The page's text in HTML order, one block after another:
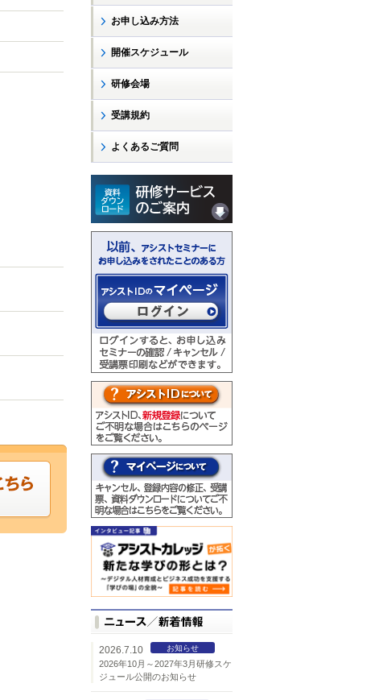
お申し込み方法
開催スケジュール
研修会場
受講規約
よくあるご質問
2026.7.10 お知らせ
2026年10月～2027年3月研修スケ
ジュール公開のお知らせ